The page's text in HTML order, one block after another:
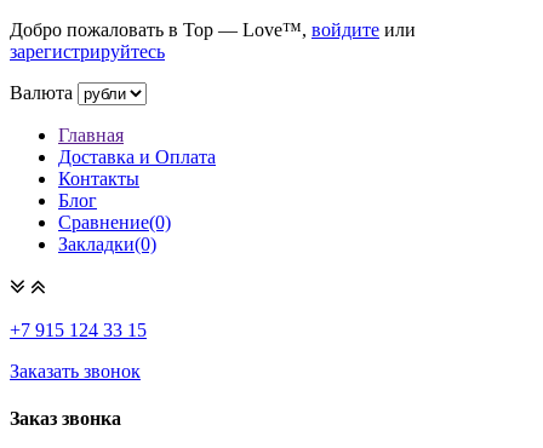
Добро пожаловать в Top — Love™, войдите или
зарегистрируйтесь
Валюта
Главная
Доставка и Оплата
Контакты
Блог
Сравнение(0)
Закладки(0)
+7 915 124 33 15
Заказать звонок
Заказ звонка